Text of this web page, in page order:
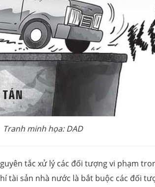
Tranh minh họa: DAD
tắc xử lý các đối tượng vi phạm
tài sản nhà nước là bắt buộc các đối